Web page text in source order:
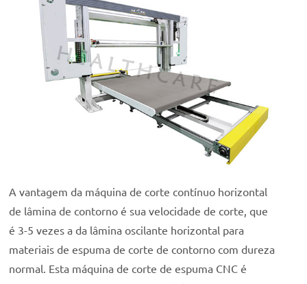
A vantagem da máquina de corte contínuo horizontal
de lâmina de contorno é sua velocidade de corte, que
é 3-5 vezes a da lâmina oscilante horizontal para
materiais de espuma de corte de contorno com dureza
normal. Esta máquina de corte de espuma CNC é